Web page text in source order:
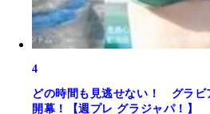
4
どの時間も見逃せない！ グラビ
開幕！【週プレ グラジャパ！】